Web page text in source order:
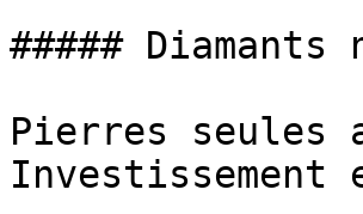
#####
Pierres seules